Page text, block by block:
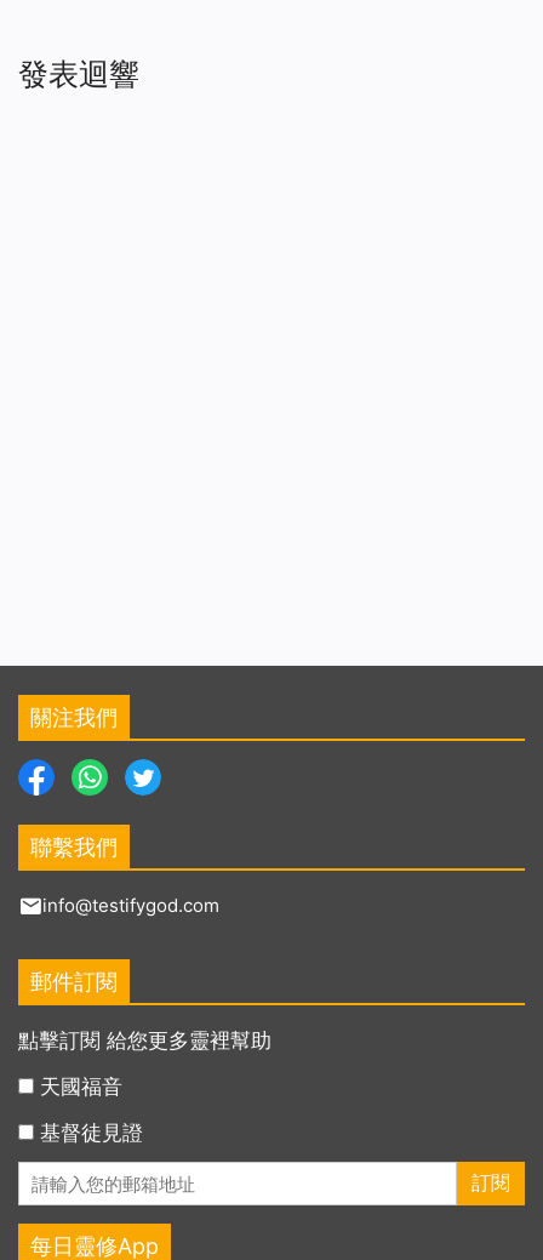
發表迴響
關注我們
聯繫我們
info@testifygod.com
郵件訂閱
點擊訂閱 給您更多靈裡幫助
天國福音
基督徒見證
每日靈修App